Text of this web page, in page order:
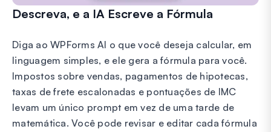
Descreva, e a IA Escreve a Fórmula
Diga ao WPForms AI o que você deseja calcular, em
linguagem simples, e ele gera a fórmula para você.
Impostos sobre vendas, pagamentos de hipotecas,
taxas de frete escalonadas e pontuações de IMC
levam um único prompt em vez de uma tarde de
matemática. Você pode revisar e editar cada fórmula